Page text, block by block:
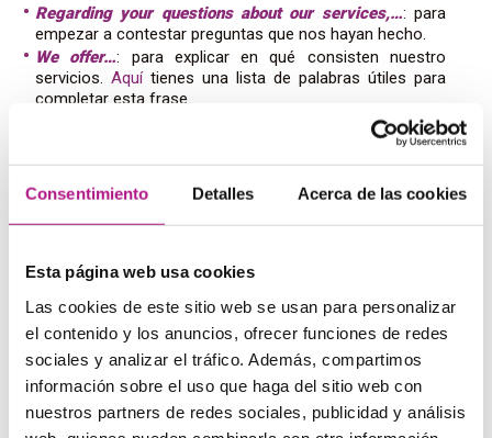
Consentimiento Detalles Acerca de las cookies
Esta página web usa cookies
Las cookies de este sitio web se usan para personalizar
el contenido y los anuncios, ofrecer funciones de redes
sociales y analizar el tráfico. Además, compartimos
información sobre el uso que haga del sitio web con
nuestros partners de redes sociales, publicidad y análisis
Regarding your questions about our services,…: para
empezar a contestar preguntas que nos hayan hecho.
We offer…: para explicar en qué consisten nuestro
servicios. Aquítienes una lista de palabras útiles para
completar esta frase.
If you wish to improve your sales, our new product…: si
buscas aumentar tus ventas, nuestro nuevo producto…
Este tipo de frase condicional funciona muy bien.
Información sobre precios
en inglés comercial
Our rates vary according to…: si nuestros precios están
sujetos a variación, lo explicaremos así.
As you requested, I enclose a quote for…:si han
solicitado un presupuesto, podemos contestar así.
Could we ask some questions to make sure what price